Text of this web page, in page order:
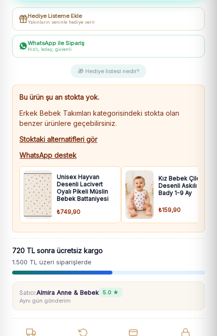
Yazılı
Kırmızı
Renk
Kısa
-
Şort
Takım
adet
Hediye Listeme Ekle
Yakınların seninle hediye verir
WhatsApp ile Sipariş
Hızlı, kolay, güvenli
🎁 Hediye listesi nedir?
Bu ürün şu an stokta yok.
Erkek Bebek Takımları kategorisindeki stokta olan
benzer ürünlere geçebilirsiniz.
Stoktaki alternatifleri gör
WhatsApp destek
Unisex Hayvan
Desenli Lacivert
Oyalı Pikeli Müslin
Bebek Battaniyesi
₺749,90
Kız Bebek Çilek
Desenli Askılı Çıtçıtlı
Bady 1-9 Ay
₺159,90
720 TL sonra ücretsiz kargo
1.500 TL üzeri siparişlerde
Satıcı:Almira Anne & Bebek 5.0 ★
Aynı gün gönderim